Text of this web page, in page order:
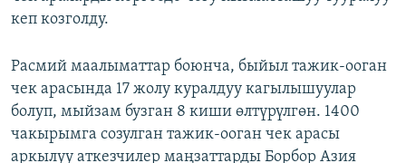
кеп козголду.
Расмий маалыматтар боюнча, быйыл тажик-ооган
чек арасында 17 жолу куралдуу кагылышуулар
болуп, мыйзам бузган 8 киши өлтүрүлгөн. 1400
чакырымга созулган тажик-ооган чек арасы
аркылуу аткезчилер маңзаттарды Борбор Азия